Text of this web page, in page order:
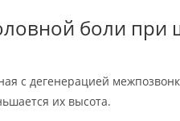
боли при
с дегенерацией
их высота.